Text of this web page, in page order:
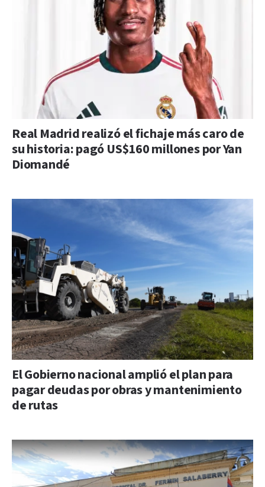
Real Madrid realizó el fichaje más caro de
su historia: pagó US$160 millones por Yan
Diomandé
El Gobierno nacional amplió el plan para
pagar deudas por obras y mantenimiento
de rutas